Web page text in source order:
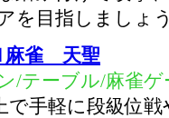
を目指しましょ
麻雀 天聖
/テーブル/麻雀ゲ
で手軽に段級位